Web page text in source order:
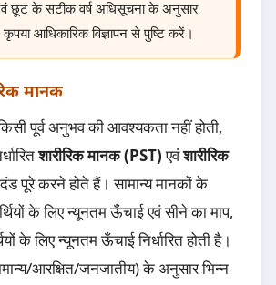
छूट के सटीक वर्ष अधिसूचना के अनुसार
आधिकारिक विज्ञापन से पुष्टि करें।
मानक
पूर्व अनुभव की आवश्यकता नहीं होती,
शारीरिक मानक (PST)एवंशारीरिक
पूरे करने होते हैं। सामान्य मानकों के
के लिए न्यूनतम ऊँचाई एवं सीने का माप,
के लिए न्यूनतम ऊँचाई निर्धारित होती है।
आरक्षित/जनजातीय) के अनुसार भिन्न